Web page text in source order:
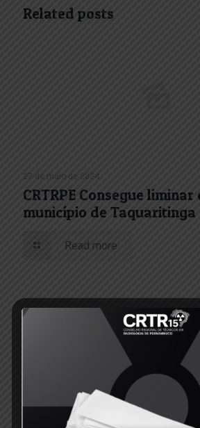
Related posts
27 de maio de 2024
CRTRPE Consegue
município de
Read more
2 de janeiro de 2024